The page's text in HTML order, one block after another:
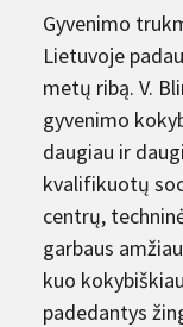
Gyvenimo
Lietuvoje
metų ribą. V.
gyvenimo
daugiau ir
kvalifikuotų
centrų,
garbaus
kuo
padedantys